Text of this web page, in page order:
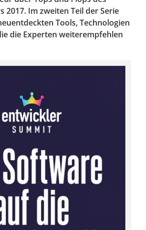
2017. Im zweiten Teil der Serie
Tools, Technologien
die Experten weiterempfehlen